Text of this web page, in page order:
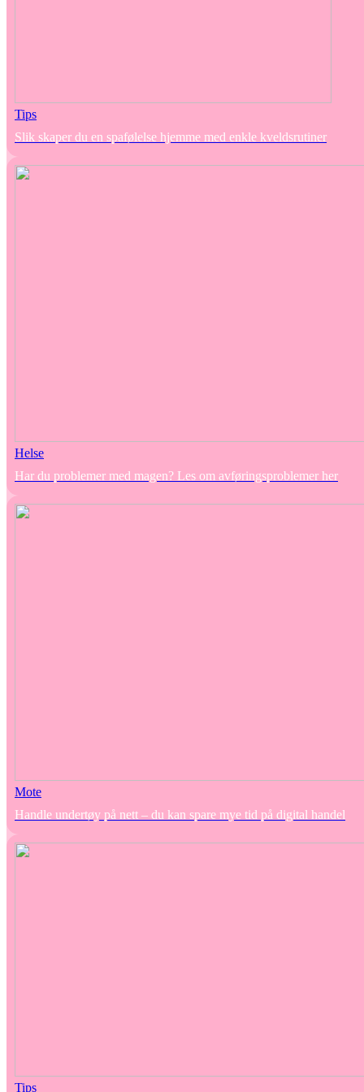
Tips
Slik skaper du en spafølelse hjemme med enkle kveldsrutiner
Helse
Har du problemer med magen? Les om avføringsproblemer her
Mote
Handle undertøy på nett – du kan spare mye tid på digital handel
Tips